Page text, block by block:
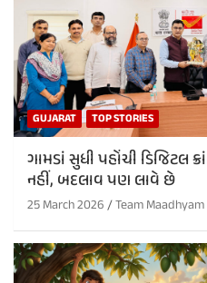
GUJARAT TOP STORIES
ગામડાં સુધી પહોંચી ડિજિટલ
નહીં, બદલાવ પણ લાવે છે
25 March 2026 Team Maadhyam